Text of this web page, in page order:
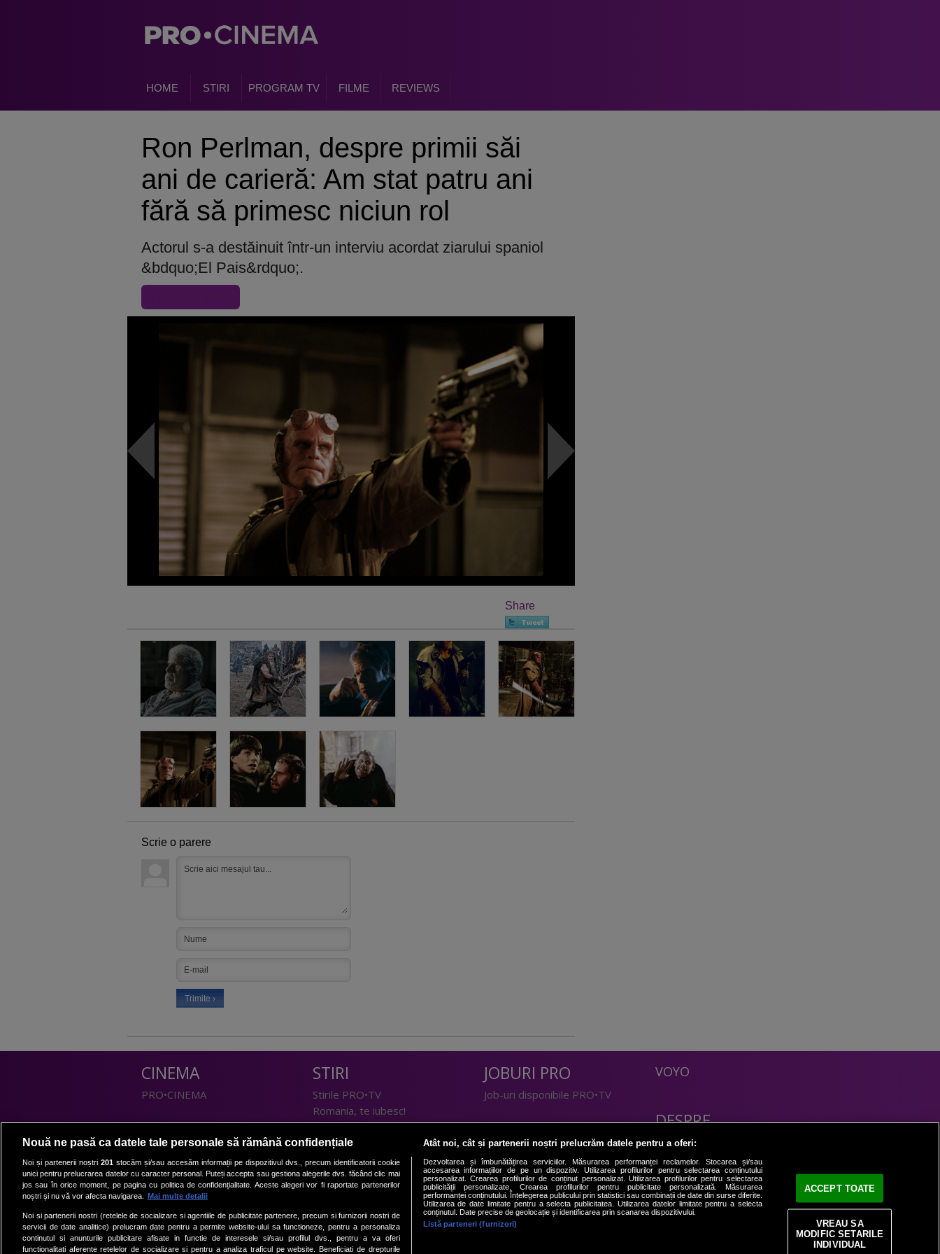
HOME STIRI PROGRAM TV FILME REVIEWS
Ron Perlman, despre primii săi
ani de carieră: Am stat patru ani
fără să primesc niciun rol
Actorul s-a destăinuit într-un interviu acordat ziarului spaniol
&bdquo;El Pais&rdquo;.
Share
Scrie o parere
CINEMA
PRO•CINEMA
DIVERTISMENT
PRO•TV
Romanii au talent
Vocea Romaniei
Las Fierbinti
La Maruta
Apropo TV
STIRI
Stirile PRO•TV
Romania, te iubesc!
TEHNOLOGIE
I Like IT
SPORT
Sport.ro
JOBURI PRO
Job-uri disponibile PRO•TV
LIFESTYLE
Doctor de Bine
Acasă
Acasă Gold
Perfecte
DeBarbati
VOYO
DESPRE
Politica Confidentialitate
Contact
Nouă ne pasă ca datele tale personale să rămână confidențiale
Noi și partenerii noștri 201stocăm și/sau accesăm informații pe dispozitivul dvs., precum identificatorii cookie
unici pentru prelucrarea datelor cu caracter personal. Puteți accepta sau gestiona alegerile dvs. făcând clic mai
jos sau în orice moment, pe pagina cu politica de confidențialitate. Aceste alegeri vor fi raportate partenerilor
noștri și nu vă vor afecta navigarea.
Mai multe detalii
Noi si partenerii nostri (retelele de socializare si agentiile de publicitate partenere, precum si furnizorii nostri de
servicii de date analitice) prelucram date pentru a permite website-ului sa functioneze, pentru a personaliza
continutul si anunturile publicitare afisate in functie de interesele si/sau profilul dvs., pentru a va oferi
functionalitati aferente retelelor de socializare si pentru a analiza traficul pe website. Beneficiati de drepturile
Atât noi, cât și partenerii noștri prelucrăm datele pentru a oferi:
Dezvoltarea și îmbunătățirea serviciilor. Măsurarea performanței reclamelor. Stocarea și/sau
accesarea informațiilor de pe un dispozitiv. Utilizarea profilurilor pentru selectarea conținutului
personalizat. Crearea profilurilor de conținut personalizat. Utilizarea profilurilor pentru selectarea
publicității personalizate. Crearea profilurilor pentru publicitate personalizată. Măsurarea
performanței conținutului. Înțelegerea publicului prin statistici sau combinații de date din surse diferite.
Utilizarea de date limitate pentru a selecta publicitatea. Utilizarea datelor limitate pentru a selecta
conținutul. Date precise de geolocație și identificarea prin scanarea dispozitivului.
Listă parteneri (furnizori)
ACCEPT TOATE
VREAU SA
MODIFIC SETARILE
INDIVIDUAL